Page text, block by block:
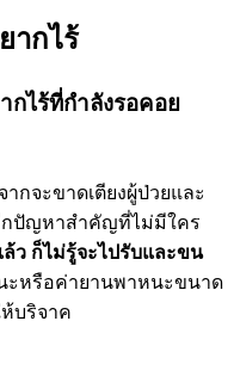
ากไร้
กไร้ที่กำลังรอคอย
ากจะขาดเตียงผู้ป่วยและ
กปัญหาสำคัญที่ไม่มีใคร
ล้ว ก็ไม่รู้จะไปรับและขน
ะหรือค่ายานพาหนะขนาด
บริจาค